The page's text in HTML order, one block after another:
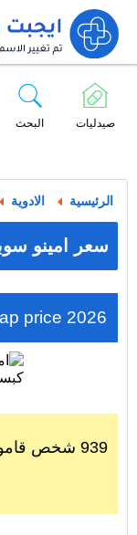
صيدليات البحث
الرئيسية الادوية
سعر امينو سوبريور 2222 325
price 2026